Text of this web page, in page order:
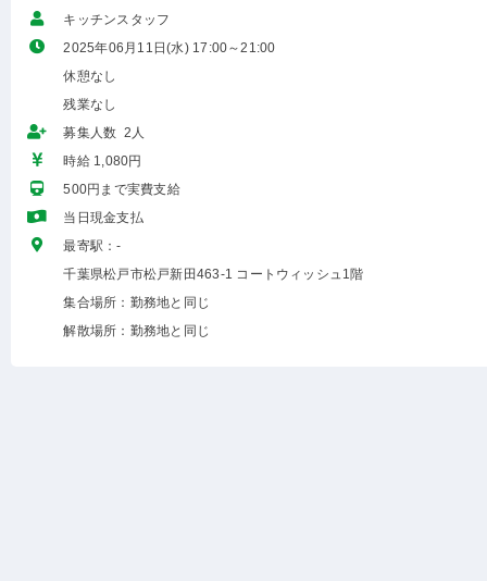
キッチンスタッフ
2025年06月11日(水) 17:00～21:00
休憩なし
残業なし
募集人数 2人
時給 1,080円
500円まで実費支給
当日現金支払
最寄駅：-
千葉県松戸市松戸新田463-1 コートウィッシュ1階
集合場所：勤務地と同じ
解散場所：勤務地と同じ